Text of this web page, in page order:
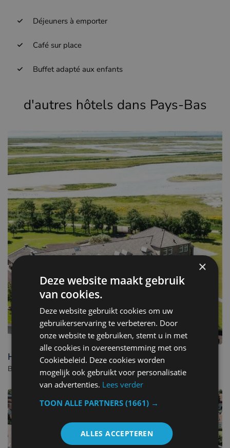
Déjeuners à emporter
Café sur place
Buffet adapté aux enfants
d'autres hôtels dans Pays-Bas
Hof van Alexander Boutiquehotel
Boutique hotel à Renesse. - Pays-Bas
×
Deze website maakt gebruik
van cookies.
Deze website gebruikt cookies om uw
gebruikerservaring te verbeteren. Door
onze website te gebruiken, stemt u in met
alle cookies in overeenstemming met ons
Cookiebeleid. Deze cookies worden
mogelijk ook gebruikt voor personalisatie
van advertenties. Lees verder
TOON ALLE PARTNERS(1661) →
ALLES ACCEPTEREN